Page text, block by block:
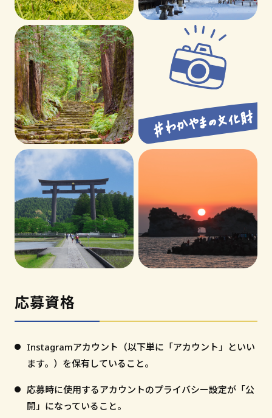
応募資格
Instagramアカウント（以下単に「アカウント」といい
ます。）を保有していること。
応募時に使用するアカウントのプライバシー設定が「公
開」になっていること。